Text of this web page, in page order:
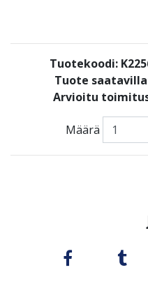
Tuotekoodi:
Tuote
Arvioitu
Määrä